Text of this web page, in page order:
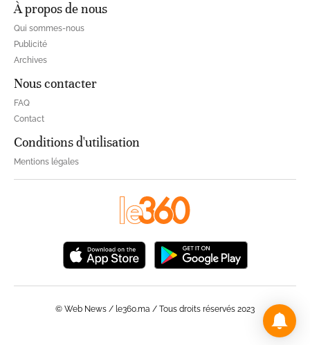
À propos de nous
Qui sommes-nous
Publicité
Archives
Nous contacter
FAQ
Contact
Conditions d'utilisation
Mentions légales
© Web News / le360.ma / Tous droits réservés 2023